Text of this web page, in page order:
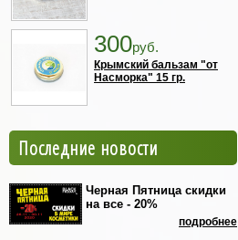
300руб.
Крымский бальзам "от
Насморка" 15 гр.
Последние новости
Черная Пятница скидки
на все - 20%
подробнее